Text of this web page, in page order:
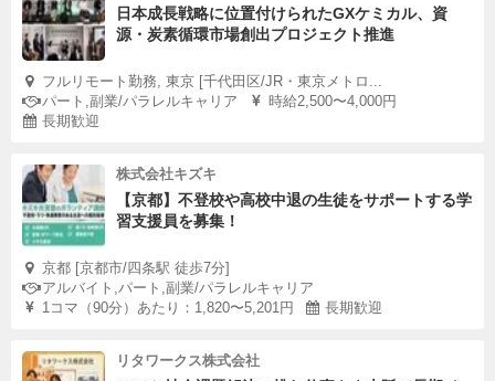
日本成長戦略に位置付けられたGXケミカル、資
源・炭素循環市場創出プロジェクト推進
フルリモート勤務, 東京 [千代田区/JR・東京メトロ...
パート,副業/パラレルキャリア
時給2,500〜4,000円
長期歓迎
株式会社キズキ
【京都】不登校や高校中退の生徒をサポートする学
習支援員を募集！
京都 [京都市/四条駅 徒歩7分]
アルバイト,パート,副業/パラレルキャリア
1コマ（90分）あたり：1,820〜5,201円
長期歓迎
リタワークス株式会社